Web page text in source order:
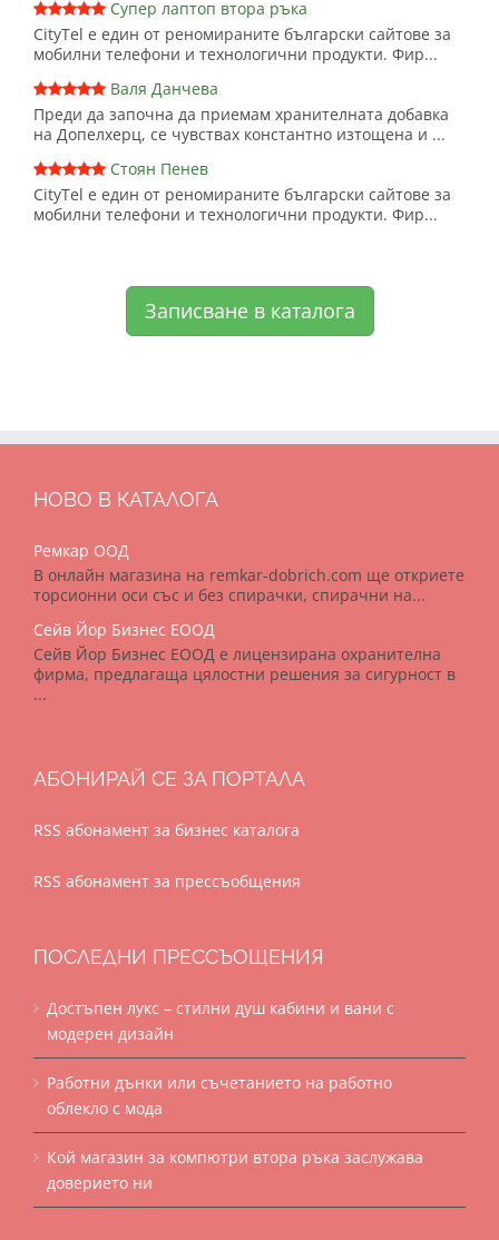
Супер лаптоп втора ръка
CityTel е един от реномираните български сайтове за
мобилни телефони и технологични продукти. Фир...
Валя Данчева
Преди да започна да приемам хранителната добавка
на Допелхерц, се чувствах константно изтощена и ...
Стоян Пенев
CityTel е един от реномираните български сайтове за
мобилни телефони и технологични продукти. Фир...
Записване в каталога
НОВО В КАТАЛОГА
Ремкар ООД
В онлайн магазина на remkar-dobrich.com ще откриете
торсионни оси със и без спирачки, спирачни на...
Сейв Йор Бизнес ЕООД
Сейв Йор Бизнес ЕООД е лицензирана охранителна
фирма, предлагаща цялостни решения за сигурност в
...
АБОНИРАЙ СЕ ЗА ПОРТАЛА
RSS абонамент за бизнес каталога
RSS абонамент за прессъобщения
ПОСЛЕДНИ ПРЕССЪОЩЕНИЯ
Достъпен лукс – стилни душ кабини и вани с
модерен дизайн
Работни дънки или съчетанието на работно
облекло с мода
Кой магазин за компютри втора ръка заслужава
доверието ни